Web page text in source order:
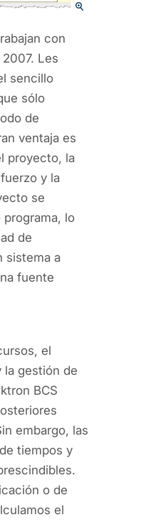
con
Les
sencillo
sólo
de
ventaja es
proyecto, la
y la
se
lo
de
sistema a
fuente
el
la gestión de
BCS
embargo, las
tiempos y
o de
el